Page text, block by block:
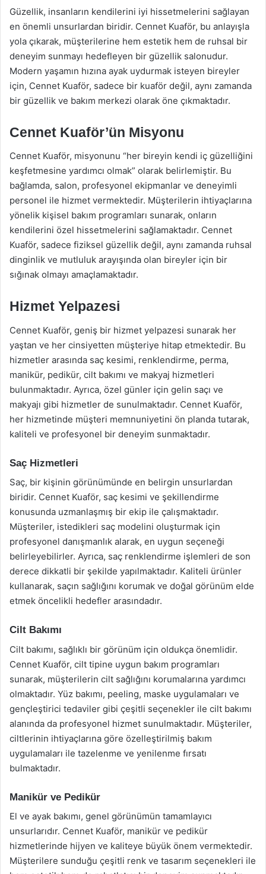
Güzellik, insanların kendilerini iyi hissetmelerini sağlayan
en önemli unsurlardan biridir. Cennet Kuaför, bu anlayışla
yola çıkarak, müşterilerine hem estetik hem de ruhsal bir
deneyim sunmayı hedefleyen bir güzellik salonudur.
Modern yaşamın hızına ayak uydurmak isteyen bireyler
için, Cennet Kuaför, sadece bir kuaför değil, aynı zamanda
bir güzellik ve bakım merkezi olarak öne çıkmaktadır.
Cennet Kuaför’ün Misyonu
Cennet Kuaför, misyonunu “her bireyin kendi iç güzelliğini
keşfetmesine yardımcı olmak” olarak belirlemiştir. Bu
bağlamda, salon, profesyonel ekipmanlar ve deneyimli
personel ile hizmet vermektedir. Müşterilerin ihtiyaçlarına
yönelik kişisel bakım programları sunarak, onların
kendilerini özel hissetmelerini sağlamaktadır. Cennet
Kuaför, sadece fiziksel güzellik değil, aynı zamanda ruhsal
dinginlik ve mutluluk arayışında olan bireyler için bir
sığınak olmayı amaçlamaktadır.
Hizmet Yelpazesi
Cennet Kuaför, geniş bir hizmet yelpazesi sunarak her
yaştan ve her cinsiyetten müşteriye hitap etmektedir. Bu
hizmetler arasında saç kesimi, renklendirme, perma,
manikür, pedikür, cilt bakımı ve makyaj hizmetleri
bulunmaktadır. Ayrıca, özel günler için gelin saçı ve
makyajı gibi hizmetler de sunulmaktadır. Cennet Kuaför,
her hizmetinde müşteri memnuniyetini ön planda tutarak,
kaliteli ve profesyonel bir deneyim sunmaktadır.
Saç Hizmetleri
Saç, bir kişinin görünümünde en belirgin unsurlardan
biridir. Cennet Kuaför, saç kesimi ve şekillendirme
konusunda uzmanlaşmış bir ekip ile çalışmaktadır.
Müşteriler, istedikleri saç modelini oluşturmak için
profesyonel danışmanlık alarak, en uygun seçeneği
belirleyebilirler. Ayrıca, saç renklendirme işlemleri de son
derece dikkatli bir şekilde yapılmaktadır. Kaliteli ürünler
kullanarak, saçın sağlığını korumak ve doğal görünüm elde
etmek öncelikli hedefler arasındadır.
Cilt Bakımı
Cilt bakımı, sağlıklı bir görünüm için oldukça önemlidir.
Cennet Kuaför, cilt tipine uygun bakım programları
sunarak, müşterilerin cilt sağlığını korumalarına yardımcı
olmaktadır. Yüz bakımı, peeling, maske uygulamaları ve
gençleştirici tedaviler gibi çeşitli seçenekler ile cilt bakımı
alanında da profesyonel hizmet sunulmaktadır. Müşteriler,
ciltlerinin ihtiyaçlarına göre özelleştirilmiş bakım
uygulamaları ile tazelenme ve yenilenme fırsatı
bulmaktadır.
Manikür ve Pedikür
El ve ayak bakımı, genel görünümün tamamlayıcı
unsurlarıdır. Cennet Kuaför, manikür ve pedikür
hizmetlerinde hijyen ve kaliteye büyük önem vermektedir.
Müşterilere sunduğu çeşitli renk ve tasarım seçenekleri ile